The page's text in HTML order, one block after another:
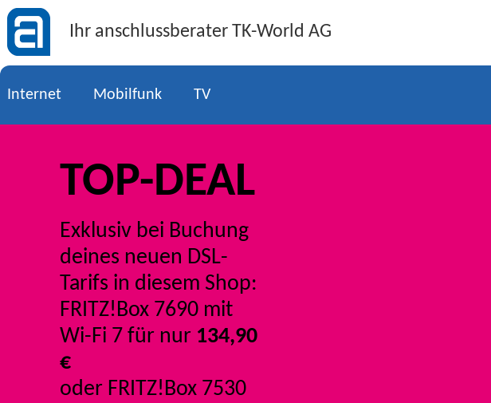
Ihr anschlussberater TK-World AG
Internet Mobilfunk TV
TOP-DEAL
Exklusiv bei Buchung
deines neuen DSL-
Tarifs in diesem Shop:
FRITZ!Box 7690 mit
Wi-Fi 7 für nur 134,90
€
oder FRITZ!Box 7530